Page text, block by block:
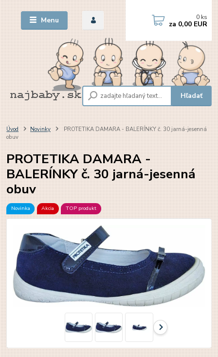
Menu
Hľadať
0 ks
za 0,00 EUR
Úvod Novinky
PROTETIKA DAMARA - BALERÍNKY č. 30 jarná-jesenná
obuv
PROTETIKA DAMARA -
BALERÍNKY č. 30 jarná-jesenná
obuv
Novinka Akcia TOP produkt